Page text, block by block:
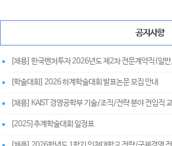
공지사항
[채용] 한국벤처투자 2026년도 제2차 전문계약직(일
[학술대회] 2026 하계학술대회 발표논문 모집 안내
[채용] KAIST 경영공학부 기술/조직/전략 분야 전임직
[2025]추계학술대회 일정표